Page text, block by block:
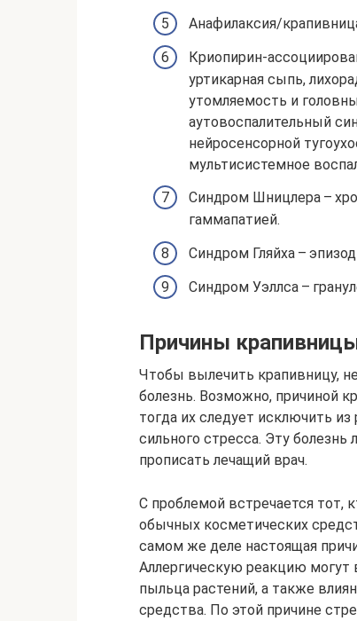
Анафилаксия/
Криопирин-
уртикарная сыпь,
утомляемость и
аутовоспалительный
нейросенсорной
мультисистемное
Синдром Шницлера –
гаммапатией.
Синдром Гляйха –
Синдром Уэллса –
Причины
Чтобы вылечить крапивницу,
болезнь. Возможно, причиной
тогда их следует исключить
сильного стресса. Эту
прописать лечащий врач.
С проблемой встречается тот,
обычных косметических
самом же деле настоящая
Аллергическую реакцию
пыльца растений, а также
средства. По этой причине